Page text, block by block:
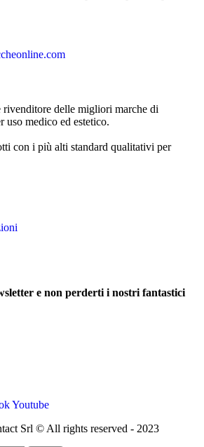
rivenditore delle migliori marche di
uso medico ed estetico.
con i più alti standard qualitativi per
e non perderti i nostri fantastici
Youtube
Srl © All rights reserved - 2023